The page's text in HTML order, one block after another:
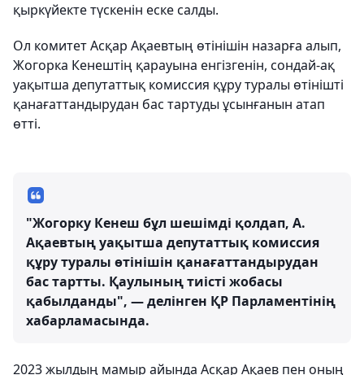
қыркүйекте түскенін еске салды.
Ол комитет Асқар Ақаевтың өтінішін назарға алып,
Жогорка Кенештің қарауына енгізгенін, сондай-ақ
уақытша депутаттық комиссия құру туралы өтінішті
қанағаттандырудан бас тартуды ұсынғанын атап
өтті.
"Жогорку Кенеш бұл шешімді қолдап, А.
Ақаевтың уақытша депутаттық комиссия
құру туралы өтінішін қанағаттандырудан
бас тартты. Қаулының тиісті жобасы
қабылданды", — делінген ҚР Парламентінің
хабарламасында.
2023 жылдың мамыр айында Асқар Ақаев пен оның